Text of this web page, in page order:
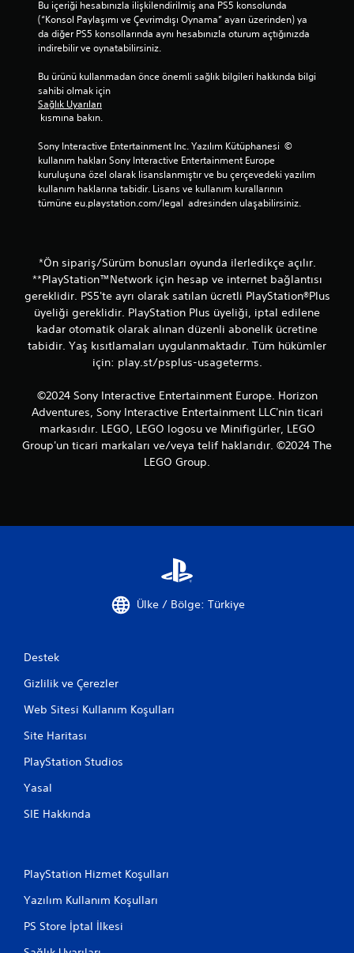
Bu içeriği hesabınızla ilişkilendirilmiş ana PS5 konsolunda
(“Konsol Paylaşımı ve Çevrimdışı Oynama” ayarı üzerinden) ya
da diğer PS5 konsollarında aynı hesabınızla oturum açtığınızda
indirebilir ve oynatabilirsiniz.
Bu ürünü kullanmadan önce önemli sağlık bilgileri hakkında bilgi
sahibi olmak için
Sağlık Uyarıları
kısmına bakın.
Sony Interactive Entertainment Inc. Yazılım Kütüphanesi  ©
kullanım hakları Sony Interactive Entertainment Europe
kuruluşuna özel olarak lisanslanmıştır ve bu çerçevedeki yazılım
kullanım haklarına tabidir. Lisans ve kullanım kurallarının
tümüne eu.playstation.com/legal  adresinden ulaşabilirsiniz.
*Ön sipariş/Sürüm bonusları oyunda ilerledikçe açılır.
**PlayStation™Network için hesap ve internet bağlantısı
gereklidir. PS5'te ayrı olarak satılan ücretli PlayStation®Plus
üyeliği gereklidir. PlayStation Plus üyeliği, iptal edilene
kadar otomatik olarak alınan düzenli abonelik ücretine
tabidir. Yaş kısıtlamaları uygulanmaktadır. Tüm hükümler
için: play.st/psplus-usageterms.
©2024 Sony Interactive Entertainment Europe. Horizon
Adventures, Sony Interactive Entertainment LLC'nin ticari
markasıdır. LEGO, LEGO logosu ve Minifigürler, LEGO
Group'un ticari markaları ve/veya telif haklarıdır. ©2024 The
LEGO Group.
Ülke / Bölge: Türkiye
Destek
Gizlilik ve Çerezler
Web Sitesi Kullanım Koşulları
Site Haritası
PlayStation Studios
Yasal
SIE Hakkında
PlayStation Hizmet Koşulları
Yazılım Kullanım Koşulları
PS Store İptal İlkesi